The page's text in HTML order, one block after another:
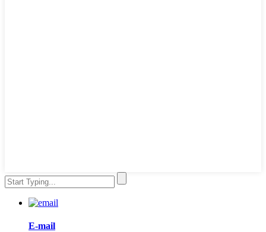
E-mail